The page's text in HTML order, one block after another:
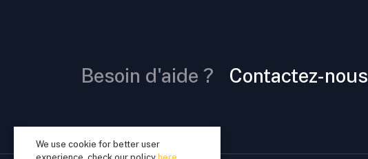
Besoin d'aide ? Contactez-nous
We use cookie for better user